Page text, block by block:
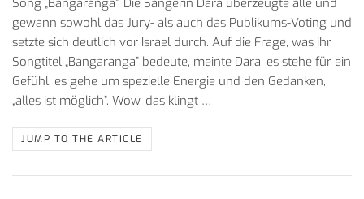
Song „Bangaranga”. Die Sängerin Dara überzeugte alle und
gewann sowohl das Jury- als auch das Publikums-Voting und
setzte sich deutlich vor Israel durch. Auf die Frage, was ihr
Songtitel „Bangaranga” bedeute, meinte Dara, es stehe für ein
Gefühl, es gehe um spezielle Energie und den Gedanken,
„alles ist möglich”. Wow, das klingt …
JUMP TO THE ARTICLE